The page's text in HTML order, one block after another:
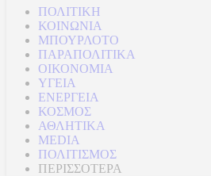
ΠΟΛΙΤΙΚΗ
ΚΟΙΝΩΝΙΑ
ΜΠΟΥΡΛΟΤΟ
ΠΑΡΑΠΟΛΙΤΙΚΑ
ΟΙΚΟΝΟΜΙΑ
ΥΓΕΙΑ
ΕΝΕΡΓΕΙΑ
ΚΟΣΜΟΣ
ΑΘΛΗΤΙΚΑ
MEDIA
ΠΟΛΙΤΙΣΜΟΣ
ΠΕΡΙΣΣΟΤΕΡΑ